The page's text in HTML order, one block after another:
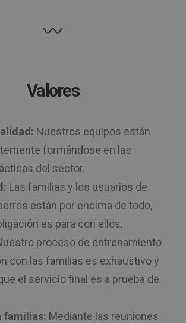
Valores
Nuestros equipos están
formándose en las
del sector.
Las familias y los usuarios de
están por encima de todo,
es para con ellos.
proceso de entrenamiento
con las familias es exhaustivo y
el servicio final es a prueba de
familias: Mediante las reuniones